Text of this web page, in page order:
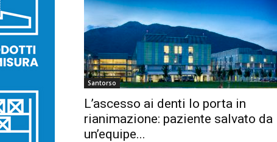
Santorso
L’ascesso ai denti lo porta in
rianimazione: paziente salvato da
un’equipe...